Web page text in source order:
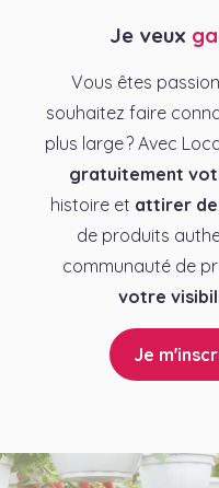
Je veux
Vous êtes
souhaitez faire
plus large ? Avec
gratuitement
histoire et attirer de
de produits
communauté de
votre
Je